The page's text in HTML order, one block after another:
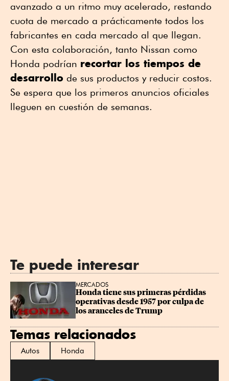
avanzado a un ritmo muy acelerado, restando
cuota de mercado a prácticamente todos los
fabricantes en cada mercado al que llegan.
Con esta colaboración, tanto Nissan como
Honda podrían recortar los tiempos de
desarrollo de sus productos y reducir costos.
Se espera que los primeros anuncios oficiales
lleguen en cuestión de semanas.
Te puede interesar
MERCADOS
Honda tiene sus primeras pérdidas
operativas desde 1957 por culpa de
los aranceles de Trump
Temas relacionados
Autos Honda